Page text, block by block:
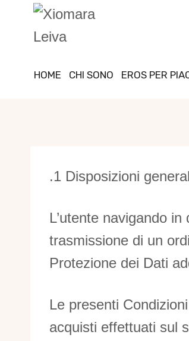
HOME CHI SONO EROS PER
.1 Disposizioni
L’utente navigando
trasmissione di un
Protezione dei Dati
Le presenti
acquisti effettuati sul